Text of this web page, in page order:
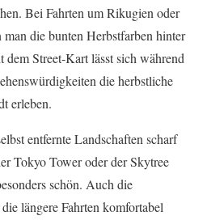
Bei Fahrten um Rikugien oder
die bunten Herbstfarben hinter
Street-Kart lässt sich während
die herbstliche
erleben.
entfernte Landschaften scharf
Tokyo Tower oder der Skytree
schön. Auch die
längere Fahrten komfortabel